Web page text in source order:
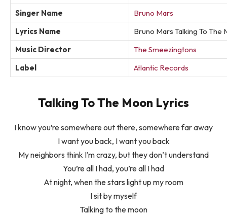
Singer Name
Bruno Mars
Lyrics Name
Bruno Mars Talking To The
Music Director
The Smeezingtons
Label
Atlantic Records
Talking To The Moon Lyrics
I know you’re somewhere out there, somewhere far away
I want you back, I want you back
My neighbors think I’m crazy, but they don’t understand
You’re all I had, you’re all I had
At night, when the stars light up my room
I sit by myself
Talking to the moon